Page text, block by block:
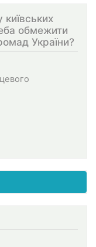
обмежити
України?